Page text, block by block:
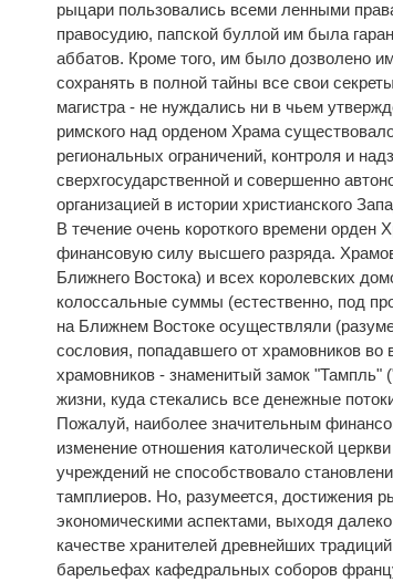
рыцари пользовались всеми ленными
правосудию, папской буллой им была
аббатов. Кроме того, им было дозволено
сохранять в полной тайны все свои
магистра - не нуждались ни в чьем
римского над орденом Храма
региональных ограничений, контроля и
сверхгосударственной и совершенно
организацией в истории христианского
В течение очень короткого времени
финансовую силу высшего разряда.
Ближнего Востока) и всех королевских
колоссальные суммы (естественно, под
на Ближнем Востоке осуществляли
сословия, попадавшего от храмовников
храмовников - знаменитый замок
жизни, куда стекались все денежные
Пожалуй, наиболее значительным
изменение отношения католической
учреждений не способствовало
тамплиеров. Но, разумеется, достижения
экономическими аспектами, выходя
качестве хранителей древнейших
барельефах кафедральных соборов